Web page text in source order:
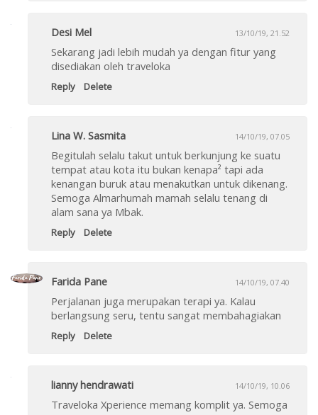
Desi Mel 13/10/19, 21.52
Sekarang jadi lebih mudah ya dengan fitur yang
disediakan oleh traveloka
Reply Delete
Lina W. Sasmita 14/10/19, 07.05
Begitulah selalu takut untuk berkunjung ke suatu
tempat atau kota itu bukan kenapa² tapi ada
kenangan buruk atau menakutkan untuk dikenang.
Semoga Almarhumah mamah selalu tenang di
alam sana ya Mbak.
Reply Delete
Farida Pane 14/10/19, 07.40
Perjalanan juga merupakan terapi ya. Kalau
berlangsung seru, tentu sangat membahagiakan
Reply Delete
lianny hendrawati 14/10/19, 10.06
Traveloka Xperience memang komplit ya. Semoga